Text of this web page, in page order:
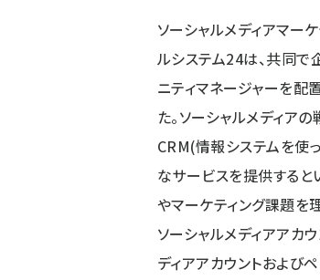
ソーシャルメディアマー
ルシステム24は、共同で
ニティマネージャーを配
た。ソーシャルメディア
CRM(情報システムを使
なサービスを提供すると
やマーケティング課題を
ソーシャルメディアアカ
ディアアカウントおよび